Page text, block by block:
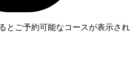
とご予約可能なコースが表示され